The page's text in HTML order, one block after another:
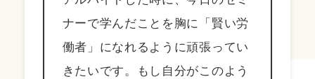
ナーで学んだことを胸に「賢い労
働者」になれるように頑張ってい
きたいです。もし自分がこのよう